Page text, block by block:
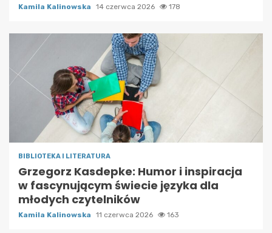
Kamila Kalinowska 14 czerwca 2026 178
BIBLIOTEKA I LITERATURA
Grzegorz Kasdepke: Humor i inspiracja
w fascynującym świecie języka dla
młodych czytelników
Kamila Kalinowska 11 czerwca 2026 163